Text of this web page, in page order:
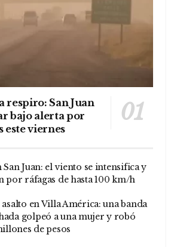
respiro: San Juan
bajo alerta por
este viernes
San Juan: el viento se intensifica y
por ráfagas de hasta 100 km/h
en Villa América: una banda
golpeó a una mujer y robó
de pesos